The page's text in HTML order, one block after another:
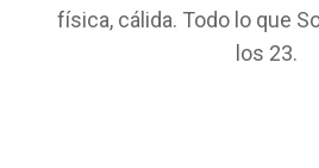
física, cálida. Todo lo que
los 23.